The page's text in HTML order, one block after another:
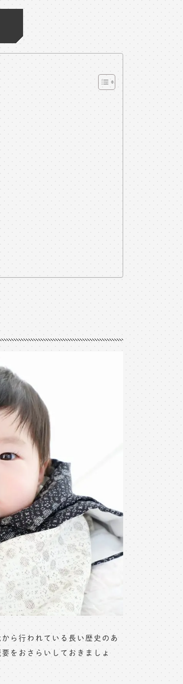
ら行われている長い歴史のあ
をおさらいしておきましょ